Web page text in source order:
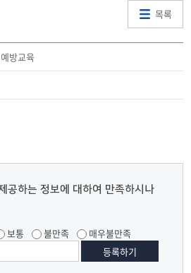
목록
방교육
공하는 정보에 대하여 만족하시나
보통 불만족 매우불만족